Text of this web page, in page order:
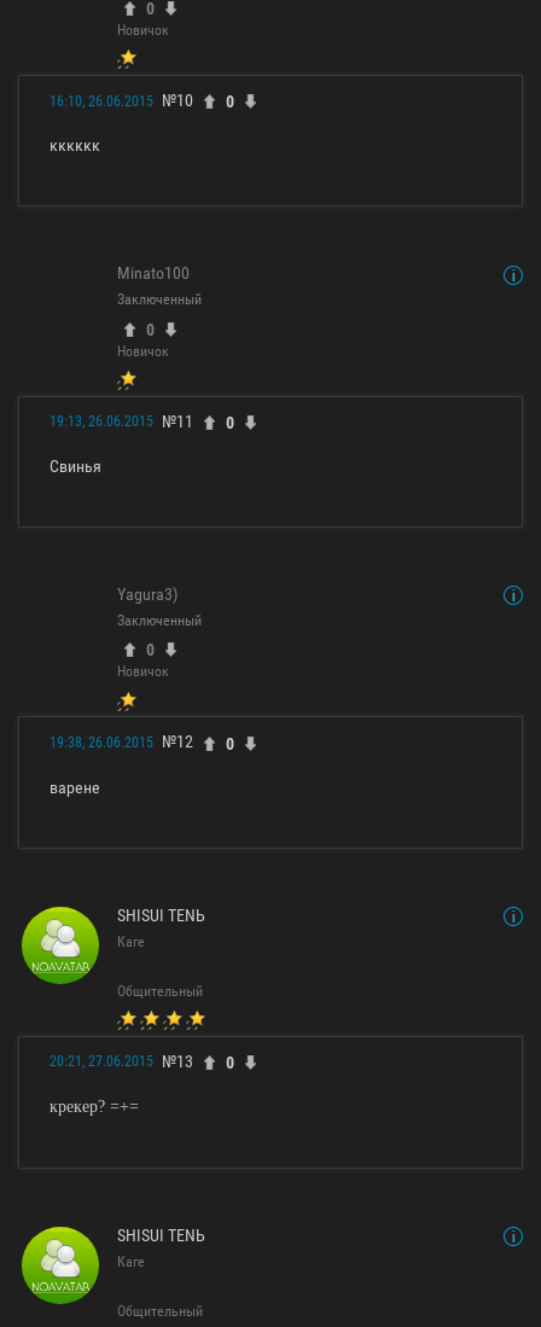
0
Новичок
16:10, 26.06.2015 №10 0
кккккк
Minato100
Заключенный
0
Новичок
19:13, 26.06.2015 №11 0
Свинья
Yagura3)
Заключенный
0
Новичок
19:38, 26.06.2015 №12 0
варене
SHISUI TENЬ
Каге
Общительный
20:21, 27.06.2015 №13 0
крекер? =+=
SHISUI TENЬ
Каге
Общительный